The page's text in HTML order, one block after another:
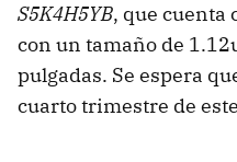
S5K4H5YB, que cuenta
con un tamaño de
pulgadas. Se espera
cuarto trimestre de